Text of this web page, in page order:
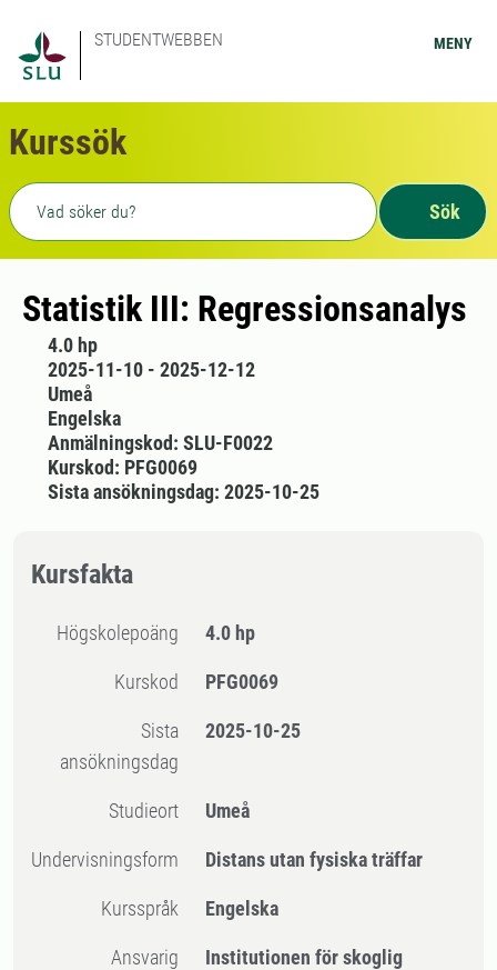
STUDENTWEBBEN MENY
Kurssök
Fritext sökning
Sök
Statistik III: Regressionsanalys
4.0 hp
2025-11-10 - 2025-12-12
Umeå
Engelska
Anmälningskod: SLU-F0022
Kurskod: PFG0069
Sista ansökningsdag: 2025-10-25
Kursfakta
högskolepoäng 4.0 hp
Kurskod PFG0069
Sista
ansökningsdag
2025-10-25
Studieort Umeå
Undervisningsform Distans utan fysiska träffar
Kursspråk Engelska
Ansvarig
Institutionen för skoglig